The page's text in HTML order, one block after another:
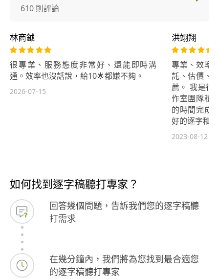
610 則評論
林商鉞
很專業、服務態度非常好、還能即時溝
通。效率也沒話說，給10🌟都嫌不夠。
2026-07-15
洪翊翔
專業、效率
託、估價、
薦。 我是很
作室團隊積
的時間完成
好的逐字稿
2023-08-12
如何找到逐字稿聽打專家？
回答幾個問題，告訴我們您的逐字稿聽
打需求
在幾分鐘內，我們將為您找到最合適您
的逐字稿聽打專家